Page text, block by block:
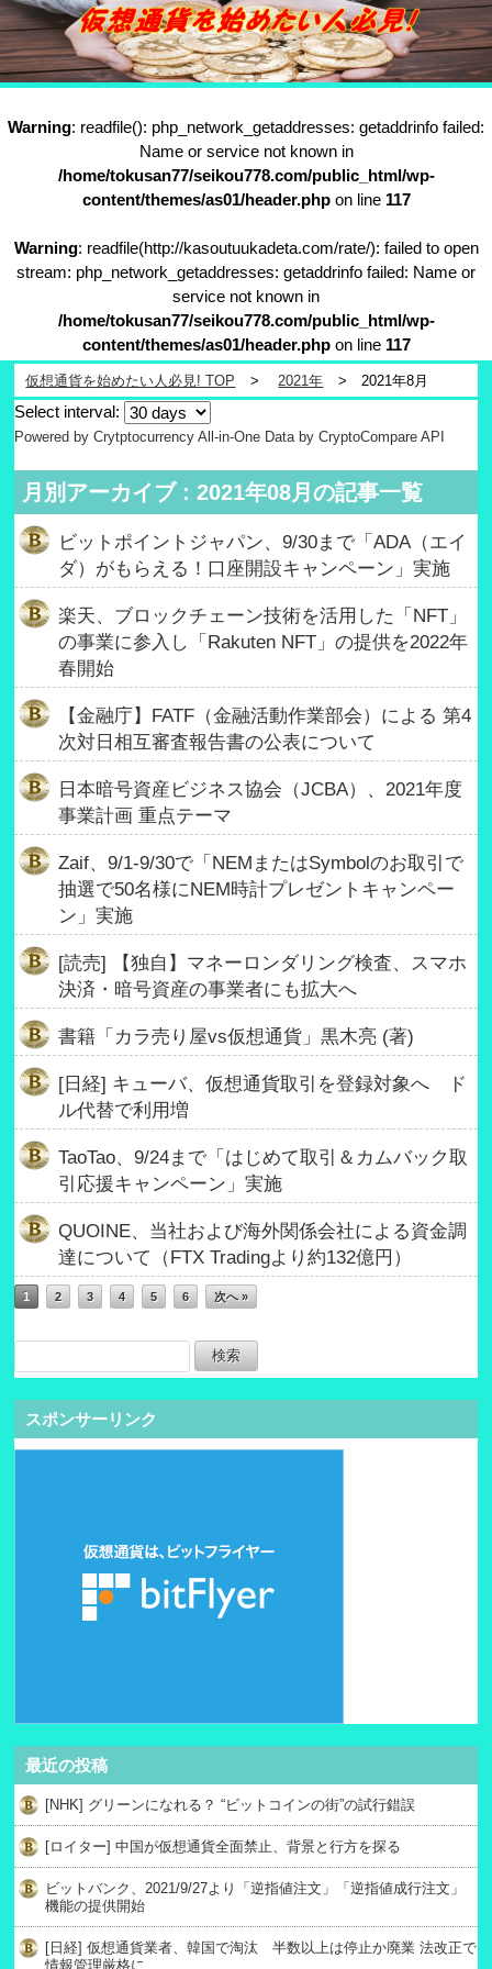
Warning: readfile(): php_network_getaddresses: getaddrinfo failed:
Name or service not known in
/home/tokusan77/seikou778.com/public_html/wp-
content/themes/as01/header.phpon line 117
Warning: readfile(http://kasoutuukadeta.com/rate/): failed to open
stream: php_network_getaddresses: getaddrinfo failed: Name or
service not known in
/home/tokusan77/seikou778.com/public_html/wp-
content/themes/as01/header.phpon line 117
仮想通貨を始めたい人必見! TOP 2021年 2021年8月
Select interval:
Powered by Crytptocurrency All-in-One Data by CryptoCompare API
月別アーカイブ : 2021年08月の記事一覧
ビットポイントジャパン、9/30まで「ADA（エイ
ダ）がもらえる！口座開設キャンペーン」実施
楽天、ブロックチェーン技術を活用した「NFT」
の事業に参入し「Rakuten NFT」の提供を2022年
春開始
【金融庁】FATF（金融活動作業部会）による 第4
次対日相互審査報告書の公表について
日本暗号資産ビジネス協会（JCBA）、2021年度
事業計画 重点テーマ
Zaif、9/1-9/30で「NEMまたはSymbolのお取引で
抽選で50名様にNEM時計プレゼントキャンペー
ン」実施
[読売] 【独自】マネーロンダリング検査、スマホ
決済・暗号資産の事業者にも拡大へ
書籍「カラ売り屋vs仮想通貨」黒木亮 (著)
[日経] キューバ、仮想通貨取引を登録対象へ ド
ル代替で利用増
TaoTao、9/24まで「はじめて取引＆カムバック取
引応援キャンペーン」実施
QUOINE、当社および海外関係会社による資金調
達について（FTX Tradingより約132億円）
1 2 3 4 5 6 次へ »
スポンサーリンク
最近の投稿
[NHK] グリーンになれる？ “ビットコインの街”の試行錯誤
[ロイター] 中国が仮想通貨全面禁止、背景と行方を探る
ビットバンク、2021/9/27より「逆指値注文」「逆指値成行注文」
機能の提供開始
[日経] 仮想通貨業者、韓国で淘汰 半数以上は停止か廃業 法改正で
情報管理厳格に